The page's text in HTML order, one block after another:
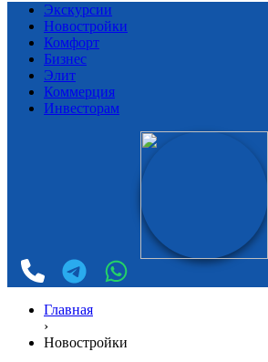
Экскурсии
Новостройки
Комфорт
Бизнес
Элит
Коммерция
Инвесторам
Главная
›
Новостройки